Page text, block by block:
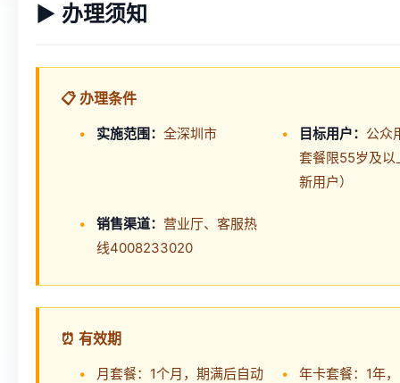
▶ 办理须知
📋 办理条件
实施范围： 全深圳市 目标用户： 公众
套餐限55岁及以
新用户）
销售渠道： 营业厅、客服热
线4008233020
⏰ 有效期
月套餐：1个月，期满后自动
年卡套餐：1年